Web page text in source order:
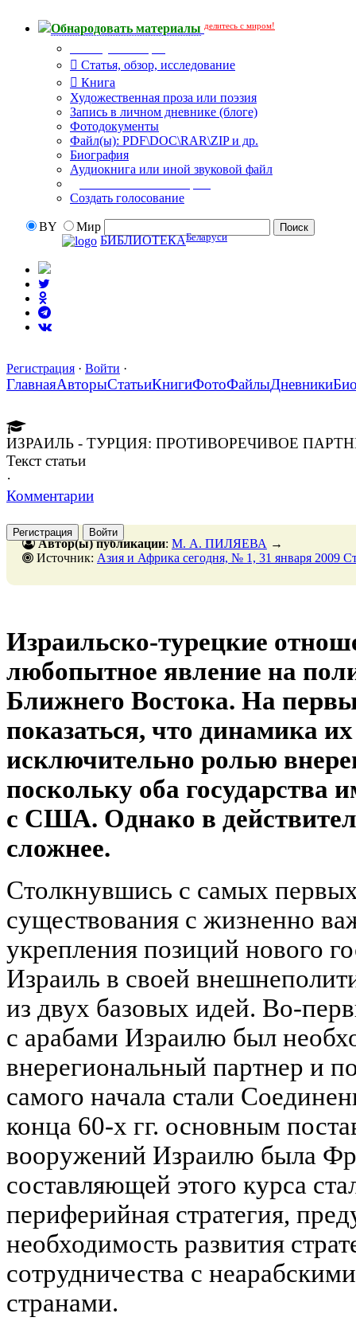
Обнародовать материалы делитесь с миром!
Статья, обзор, исследование
Книга
Художественная проза или поэзия
Запись в личном дневнике (блоге)
Фотодокументы
Файл(ы): PDF\DOC\RAR\ZIP и др.
Биография
Аудиокнига или иной звуковой файл
Создать голосование
BY
Мир
БИБЛИОТЕКАБеларуси
Регистрация · Войти ·
ГлавнаяАвторыСтатьиКнигиФотоФайлыДневники
ИЗРАИЛЬ - ТУРЦИЯ: ПРОТИВОРЕЧИВОЕ
Текст статьи
·
Комментарии
Регистрация Войти
Автор(ы) публикации: М. А. ПИЛЯЕВА →
Источник: Азия и Африка сегодня, № 1, 31 января 2009
Израильско-турецкие
любопытное явление на
Ближнего Востока. На
показаться, что динамика
исключительно ролью
поскольку оба государства
с США. Однако в
сложнее.
Столкнувшись с самых
существования с жизненно
укрепления позиций нового
Израиль в своей
из двух базовых идей. Во-
с арабами Израилю был
внерегиональный партнер и
самого начала стали
конца 60-х гг. основным
вооружений Израилю была
составляющей этого курса
периферийная стратегия,
необходимость развития
сотрудничества с
странами.